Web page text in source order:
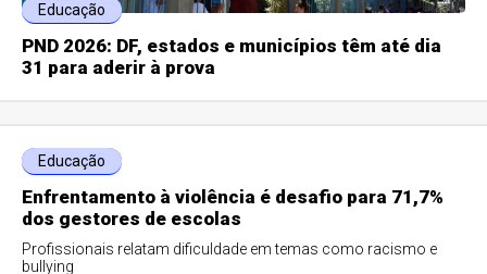
Educação
PND 2026: DF, estados e municípios têm até dia
31 para aderir à prova
Educação
Enfrentamento à violência é desafio para 71,7%
dos gestores de escolas
Profissionais relatam dificuldade em temas como racismo e
bullying